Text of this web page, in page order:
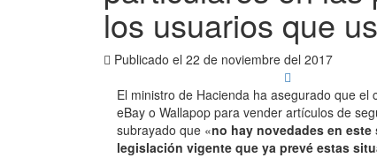
los usuarios que
Publicado el 22 de noviembre del 2017
El ministro de Hacienda ha asegurado que
eBay o Wallapop para vender artículos de
subrayado que «no hay novedades en este
legislación vigente que ya prevé estas